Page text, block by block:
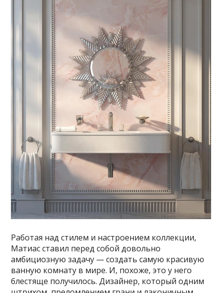
Работая над стилем и настроением коллекции,
Матиас ставил перед собой довольно
амбициозную задачу — создать самую красивую
ванную комнату в мире. И, похоже, это у него
блестяще получилось. Дизайнер, который одним